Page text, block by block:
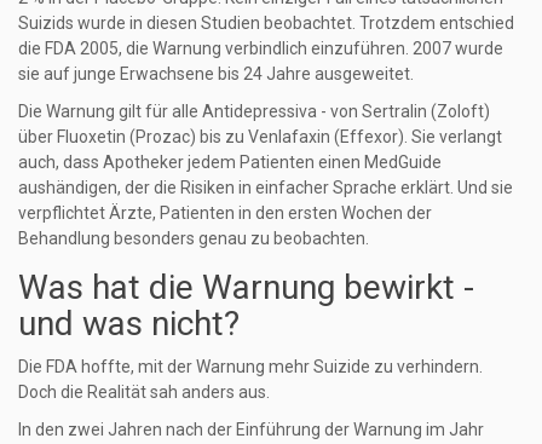
Suizids wurde in diesen Studien beobachtet. Trotzdem entschied
die FDA 2005, die Warnung verbindlich einzuführen. 2007 wurde
sie auf junge Erwachsene bis 24 Jahre ausgeweitet.
Die Warnung gilt für alle Antidepressiva - von Sertralin (Zoloft)
über Fluoxetin (Prozac) bis zu Venlafaxin (Effexor). Sie verlangt
auch, dass Apotheker jedem Patienten einen MedGuide
aushändigen, der die Risiken in einfacher Sprache erklärt. Und sie
verpflichtet Ärzte, Patienten in den ersten Wochen der
Behandlung besonders genau zu beobachten.
Was hat die Warnung bewirkt -
und was nicht?
Die FDA hoffte, mit der Warnung mehr Suizide zu verhindern.
Doch die Realität sah anders aus.
In den zwei Jahren nach der Einführung der Warnung im Jahr